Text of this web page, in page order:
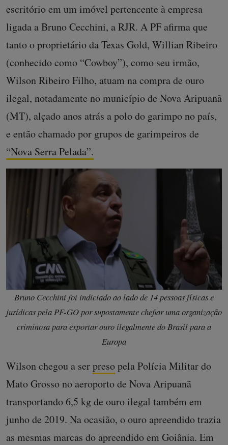
escritório em um imóvel pertencente à empresa
ligada a Bruno Cecchini, a RJR. A PF afirma que
tanto o proprietário da Texas Gold, Willian Ribeiro
(conhecido como “Cowboy”), como seu irmão,
Wilson Ribeiro Filho, atuam na compra de ouro
ilegal, notadamente no município de Nova Aripuanã
(MT), alçado anos atrás a polo do garimpo no país,
e então chamado por grupos de garimpeiros de
“Nova Serra Pelada”.
Bruno Cecchini foi indiciado ao lado de 14 pessoas físicas e
jurídicas pela PF-GO por supostamente chefiar uma organização
criminosa para exportar ouro ilegalmente do Brasil para a
Europa
Wilson chegou a serpresopela Polícia Militar do
Mato Grosso no aeroporto de Nova Aripuanã
transportando 6,5 kg de ouro ilegal também em
junho de 2019. Na ocasião, o ouro apreendido trazia
as mesmas marcas do apreendido em Goiânia. Em